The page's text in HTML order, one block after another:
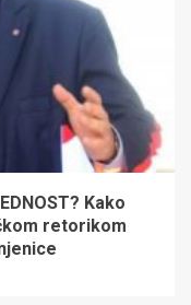
Kako
retorikom